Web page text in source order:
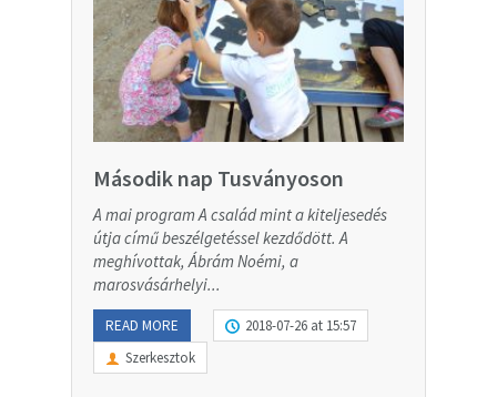
Második nap Tusványoson
A mai program A család mint a kiteljesedés
útja című beszélgetéssel kezdődött. A
meghívottak, Ábrám Noémi, a
marosvásárhelyi...
READ MORE
2018-07-26 at 15:57
Szerkesztok